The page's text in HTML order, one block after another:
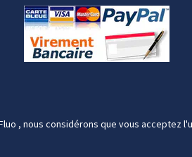
, nous considérons que vous acceptez